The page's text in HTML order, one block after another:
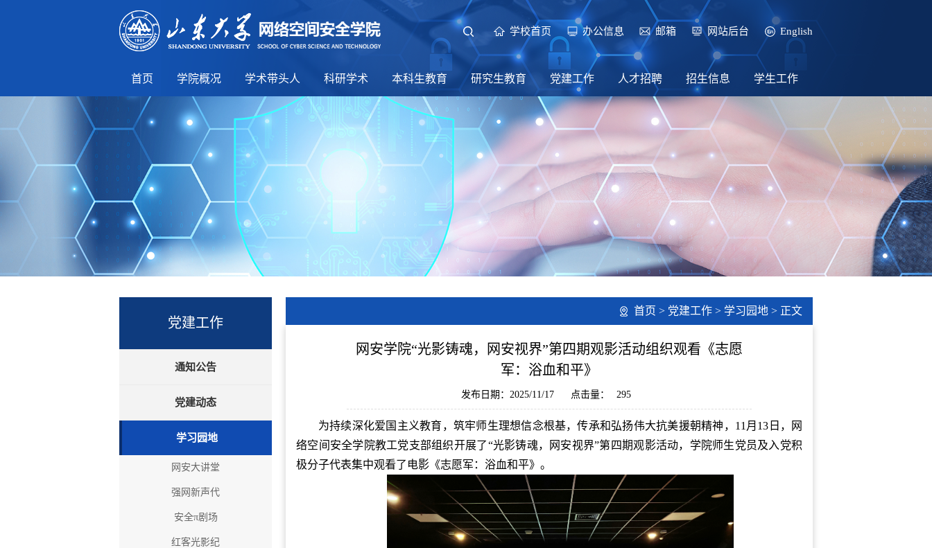
学校首页 办公信息 邮箱 网站后台 English
首页 学院概况 学术带头人 科研学术 本科生教育 研究生教育 党建工作 人才招聘 招生信息 学生工作
党建工作
通知公告
党建动态
学习园地
网安大讲堂
强网新声代
安全π剧场
红客光影纪
首页 > 党建工作 > 学习园地 > 正文
网安学院“光影铸魂，网安视界”第四期观影活动组织观看《志愿
军：浴血和平》
发布日期：2025/11/17 点击量： 295
为持续深化爱国主义教育，筑牢师生理想信念根基，传承和弘扬伟大抗美援朝精神，11月13日，网
络空间安全学院教工党支部组织开展了“光影铸魂，网安视界”第四期观影活动，学院师生党员及入党积
极分子代表集中观看了电影《志愿军：浴血和平》。